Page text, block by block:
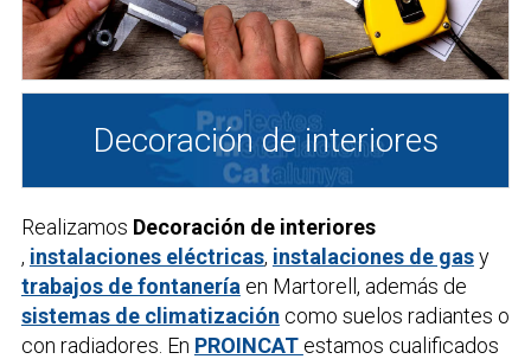
Decoración de interiores
Realizamos Decoración de interiores
, instalaciones eléctricas, instalaciones de gasy
trabajos de fontanería en Martorell, además de
sistemas de climatización como suelos radiantes o
con radiadores. En PROINCAT estamos cualificados